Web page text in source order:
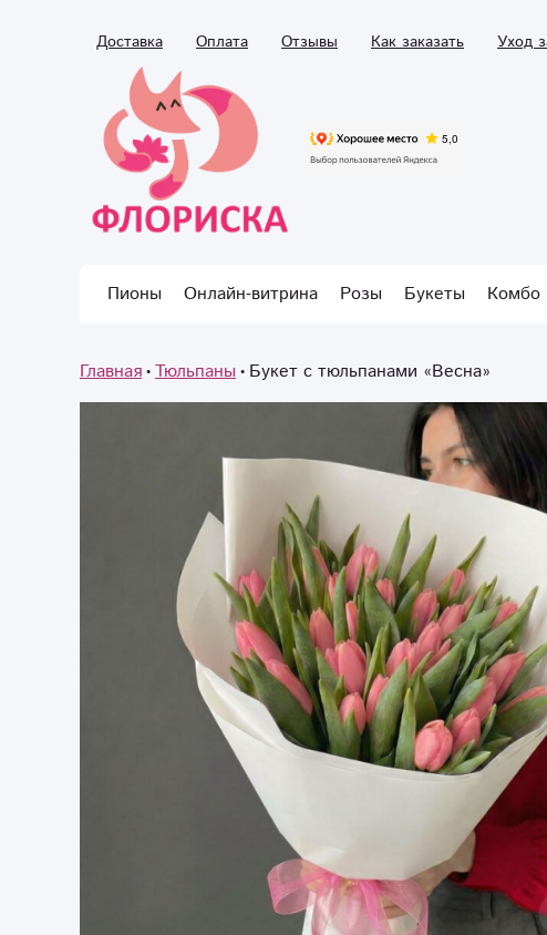
Доставка Оплата Отзывы Как заказать Уход
Пионы Онлайн-витрина Розы Букеты Комбо
Главная Тюльпаны Букет с тюльпанами «Весна»